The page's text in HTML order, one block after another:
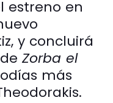
estreno en
y concluirá
Zorba el
más